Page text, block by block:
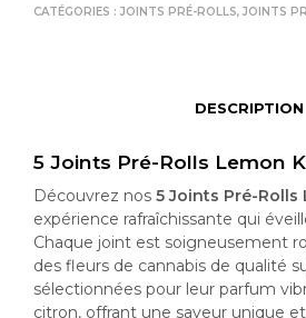
CATÉGORIES : JOINTS PRÉ-ROLLS, JOINTS
DESCRIPTION
5 Joints Pré-Rolls Lemon
Découvrez nos 5 Joints Pré-Rolls
expérience rafraîchissante qui
Chaque joint est soigneusement
des fleurs de cannabis de qualité
sélectionnées pour leur parfum
citron, offrant une saveur unique